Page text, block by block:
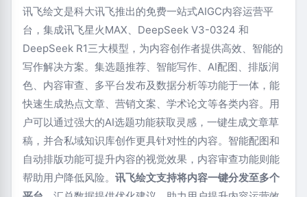
讯飞绘文是科大讯飞推出的免费一站式AIGC内容运营平
台，集成讯飞星火MAX、DeepSeek V3-0324 和
DeepSeek R1三大模型，为内容创作者提供高效、智能的
写作解决方案。集选题推荐、智能写作、AI配图、排版润
色、内容审查、多平台发布及数据分析等功能于一体，能
快速生成热点文章、营销文案、学术论文等各类内容。用
户可以通过强大的AI选题功能获取灵感，一键生成文章草
稿，并合私域知识库创作更具针对性的内容。智能配图和
自动排版功能可提升内容的视觉效果，内容审查功能则能
帮助用户降低风险。 讯飞绘文支持将内容一键分发至多个